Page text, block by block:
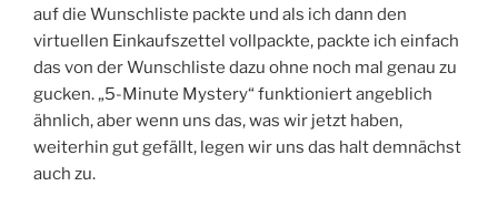
auf die Wunschliste packte und als ich dann den
virtuellen Einkaufszettel vollpackte, packte ich einfach
das von der Wunschliste dazu ohne noch mal genau zu
gucken. „5-Minute Mystery“ funktioniert angeblich
ähnlich, aber wenn uns das, was wir jetzt haben,
weiterhin gut gefällt, legen wir uns das halt demnächst
auch zu.